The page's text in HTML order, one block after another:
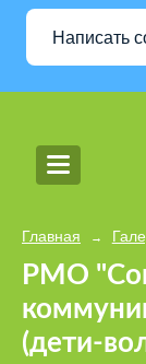
Написать
Главная →
РМО
(дети-